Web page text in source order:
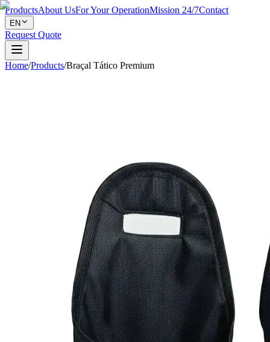
ProductsAbout UsFor Your OperationMission 24/7Contact
EN
Request Quote
Home/Products/Braçal Tático Premium